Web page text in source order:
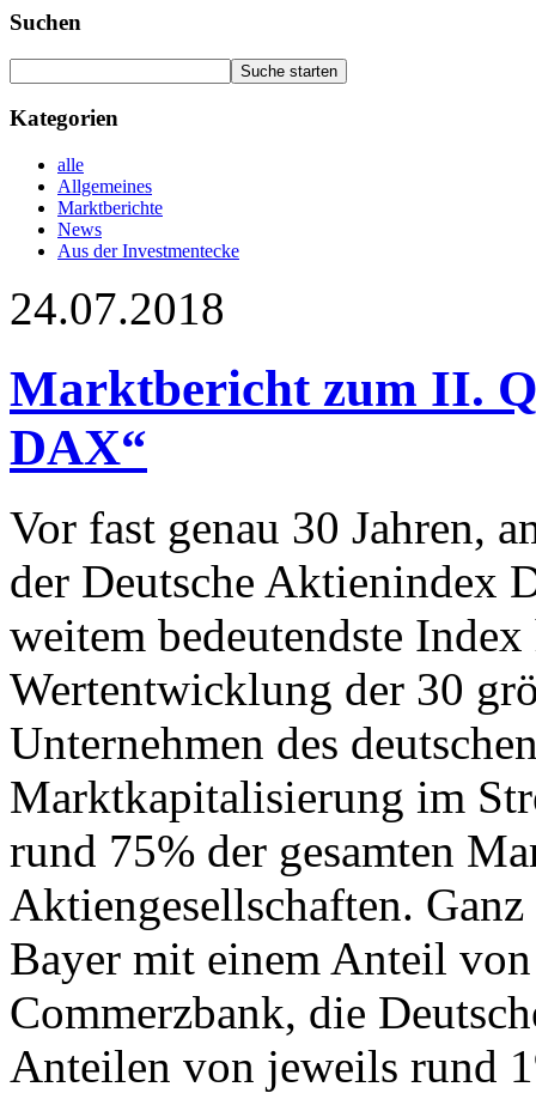
Suchen
Kategorien
alle
Allgemeines
Marktberichte
News
Aus der Investmentecke
24.07.2018
Marktbericht zum II.
DAX“
Vor fast genau 30 Jahren,
der Deutsche Aktienindex
weitem bedeutendste
Wertentwicklung der 30
Unternehmen des
Marktkapitalisierung im
rund 75% der gesamten
Aktiengesellschaften.
Bayer mit einem Anteil
Commerzbank, die
Anteilen von jeweils rund